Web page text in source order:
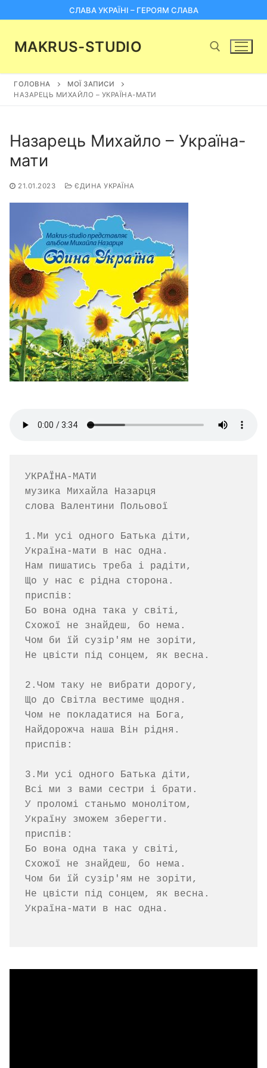
до
СЛАВА УКРАЇНІ – ГЕРОЯМ СЛАВА
MAKRUS-STUDIO
Пошук:
ГОЛОВНА
МОЇ ЗАПИСИ
НАЗАРЕЦЬ МИХАЙЛО – УКРАЇНА-МАТИ
Назарець Михайло – Україна-
мати
21.01.2023 ЄДИНА УКРАЇНА
УКРАЇНА-МАТИ
музика Михайла Назарця
слова Валентини Польової
1.Ми усі одного Батька діти,
Україна-мати в нас одна.
Нам пишатись треба і радіти,
Що у нас є рідна сторона.
приспів:
Бо вона одна така у світі,
Схожої не знайдеш, бо нема.
Чом би їй сузір'ям не зоріти,
Не цвісти під сонцем, як весна.
2.Чом таку не вибрати дорогу,
Що до Світла вестиме щодня.
Чом не покладатися на Бога,
Найдорожча наша Він рідня.
приспів:
3.Ми усі одного Батька діти,
Всі ми з вами сестри і брати.
У проломі станьмо монолітом,
Україну зможем зберегти.
приспів:
Бо вона одна така у світі,
Схожої не знайдеш, бо нема.
Чом би їй сузір'ям не зоріти,
Не цвісти під сонцем, як весна.
Україна-мати в нас одна.